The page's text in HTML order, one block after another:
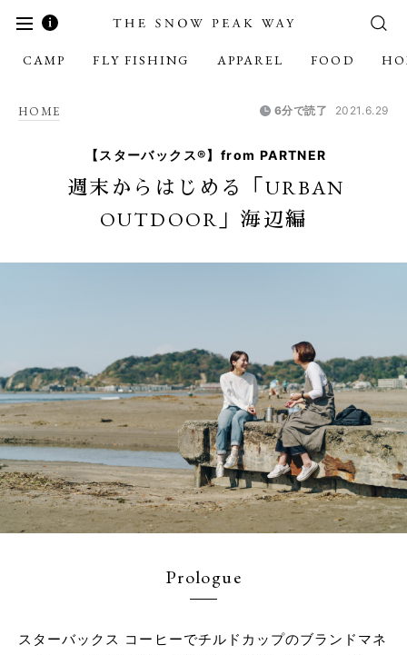
CAMP FLY FISHING APPAREL FOOD
HOME 6分で読了 2021.6.29
【スターバックス®】from PARTNER
週末からはじめる「URBAN
OUTDOOR」海辺編
Prologue
スターバックス コーヒーでチルドカップのブランドマネ